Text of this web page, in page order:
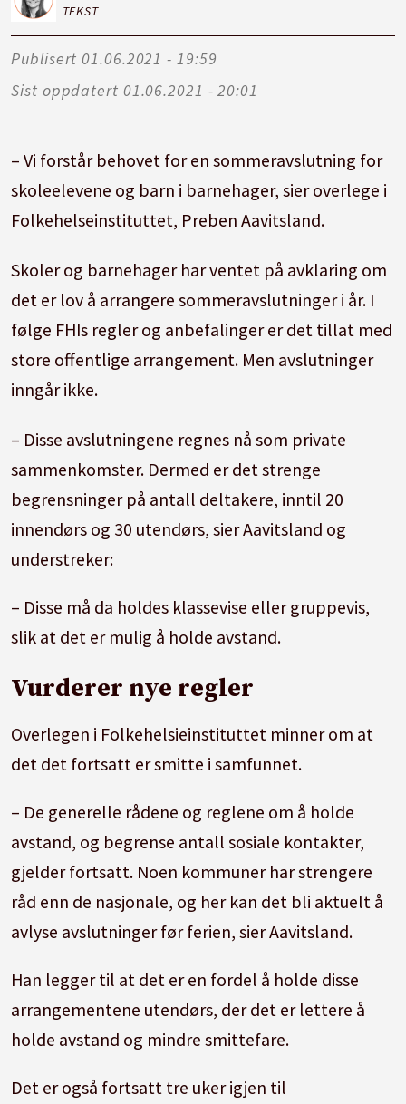
TEKST
Publisert
01.06.2021 - 19:59
Sist oppdatert
01.06.2021 - 20:01
– Vi forstår behovet for en sommeravslutning for
skoleelevene og barn i barnehager, sier overlege i
Folkehelseinstituttet, Preben Aavitsland.
Skoler og barnehager har ventet på avklaring om
det er lov å arrangere sommeravslutninger i år. I
følge FHIs regler og anbefalinger er det tillat med
store offentlige arrangement. Men avslutninger
inngår ikke.
– Disse avslutningene regnes nå som private
sammenkomster. Dermed er det strenge
begrensninger på antall deltakere, inntil 20
innendørs og 30 utendørs, sier Aavitsland og
understreker:
– Disse må da holdes klassevise eller gruppevis,
slik at det er mulig å holde avstand.
Vurderer nye regler
Overlegen i Folkehelsieinstituttet minner om at
det det fortsatt er smitte i samfunnet.
– De generelle rådene og reglene om å holde
avstand, og begrense antall sosiale kontakter,
gjelder fortsatt. Noen kommuner har strengere
råd enn de nasjonale, og her kan det bli aktuelt å
avlyse avslutninger før ferien, sier Aavitsland.
Han legger til at det er en fordel å holde disse
arrangementene utendørs, der det er lettere å
holde avstand og mindre smittefare.
Det er også fortsatt tre uker igjen til